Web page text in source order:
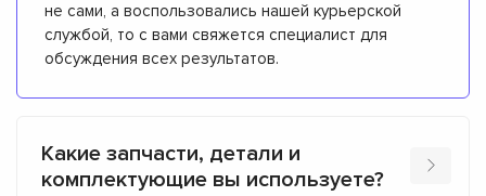
не сами, а воспользовались нашей курьерской
службой, то с вами свяжется специалист для
обсуждения всех результатов.
Какие запчасти, детали и
комплектующие вы используете?